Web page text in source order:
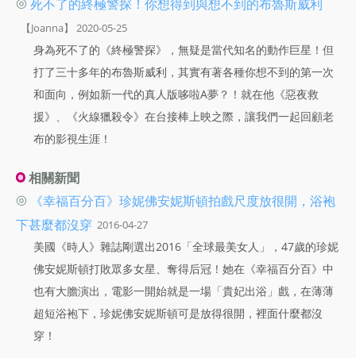
死不了的終極警探！你想得到與想不到的布魯斯威利
【Joanna】 2020-05-25
身為死不了的《終極警探》，無疑是當代知名的動作巨星！但
打了三十多年的布魯斯威利，其實有著各種你想不到的第一次
和面向，例如新一代的真人版哆啦A夢？！就在他《惡夜救
援》、《火線獵殺令》在台接棒上映之際，讓我們一起回顧老
布的影視生涯！
相關新聞
◎
《幸福百分百》珍妮佛安妮斯頓拍戲尺度放很開，浴袍
下甚麼都沒穿 2016-04-27
美國《時人》雜誌剛選出2016「全球最美女人」，47歲的珍妮
佛安妮斯頓打敗眾多女星、奪得后冠！她在《幸福百分百》中
也有大膽演出，電影一開始就是一場「貴妃出浴」戲，在薄薄
超短浴袍下，珍妮佛安妮斯頓可是放得很開，裡面什麼都沒
穿！